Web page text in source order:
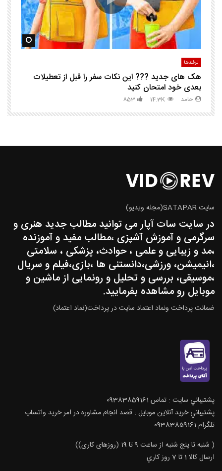
مشاهده
ترفندها
هک های جدید ??️? این نکات سفر را قبل از تعطیلات
بعدی خود امتحان کنید
حامد 14.3K
853
مشاهده بعدا
سایت SATAPAR(مجله ویدیو)
در سایت سات آپار می توانید مطالب جدید هنری و
سرگرمی و آموزش آشپزی ،مطالب مفید و آموزنده
،مد و زیبایی و علمی ، حوادث، پزشکی ، سلامتی
،انیمیشن، ورزشی،دانستنی ها ،بازی،فیلم و سریال
،موسیقی، بررسی و تحلیل و رونمایی از ماشین و
موبایل رو مشاهده بفرمایید.
ضمانت پرداخت ونماد اعتماد سایت در پرداخت(نماد اعتماد)
پشتيباني سايت : تماس 09383859161
پشتيباني خريد آنلاين موبايل : قصد انجام مشاوره در امر خرید واتساپ
تلگرام 09383859161
( شنبه تا پنج شنبه از ساعت 9 تا 19 (روزهای کاری))
ارسال كالا 1 تا 7 روز كاري